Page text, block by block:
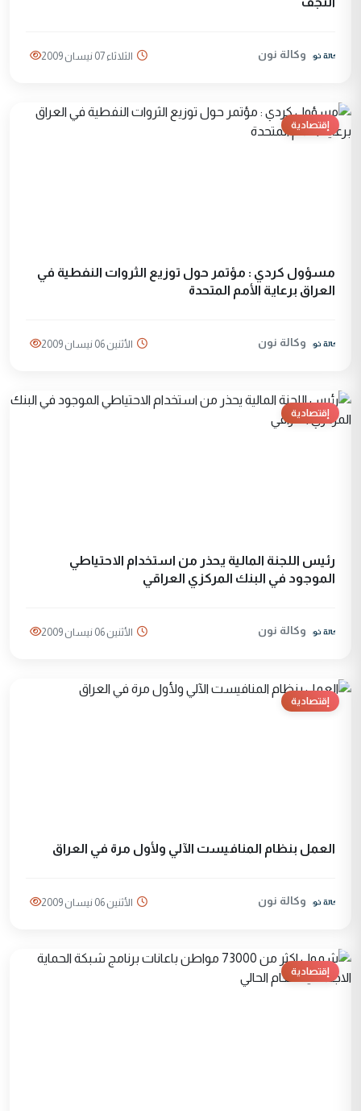
وكالة نون الثلاثاء 07 نيسان 2009
إقتصادية
مسؤول كردي : مؤتمر حول توزيع الثروات النفطية في
العراق برعاية الأمم المتحدة
وكالة نون الأثنين 06 نيسان 2009
إقتصادية
رئيس اللجنة المالية يحذر من استخدام الاحتياطي
الموجود في البنك المركزي العراقي
وكالة نون الأثنين 06 نيسان 2009
إقتصادية
العمل بنظام المنافيست الآلي ولأول مرة في العراق
وكالة نون الأثنين 06 نيسان 2009
إقتصادية